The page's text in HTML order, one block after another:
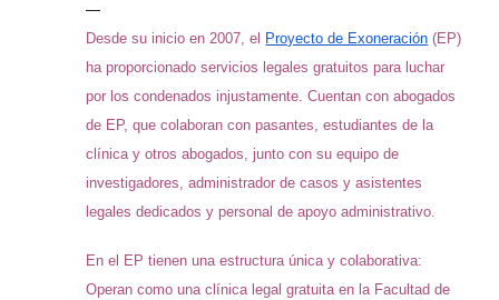
—
Desde su inicio en 2007, el Proyecto de Exoneración (EP)
ha proporcionado servicios legales gratuitos para luchar
por los condenados injustamente. Cuentan con abogados
de EP, que colaboran con pasantes, estudiantes de la
clínica y otros abogados, junto con su equipo de
investigadores, administrador de casos y asistentes
legales dedicados y personal de apoyo administrativo.
En el EP tienen una estructura única y colaborativa:
Operan como una clínica legal gratuita en la Facultad de